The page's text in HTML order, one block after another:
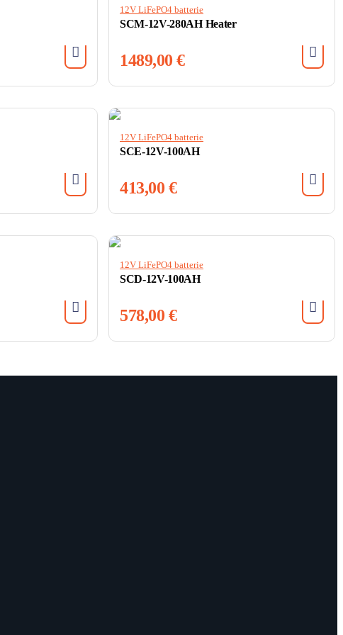
12V LiFePO4 batterie
SCM-12V-280AH Heater
1489,00€
12V LiFePO4 batterie
SCE-12V-100AH
413,00 €
12V LiFePO4 batterie
SCD-12V-100AH
578,00 €